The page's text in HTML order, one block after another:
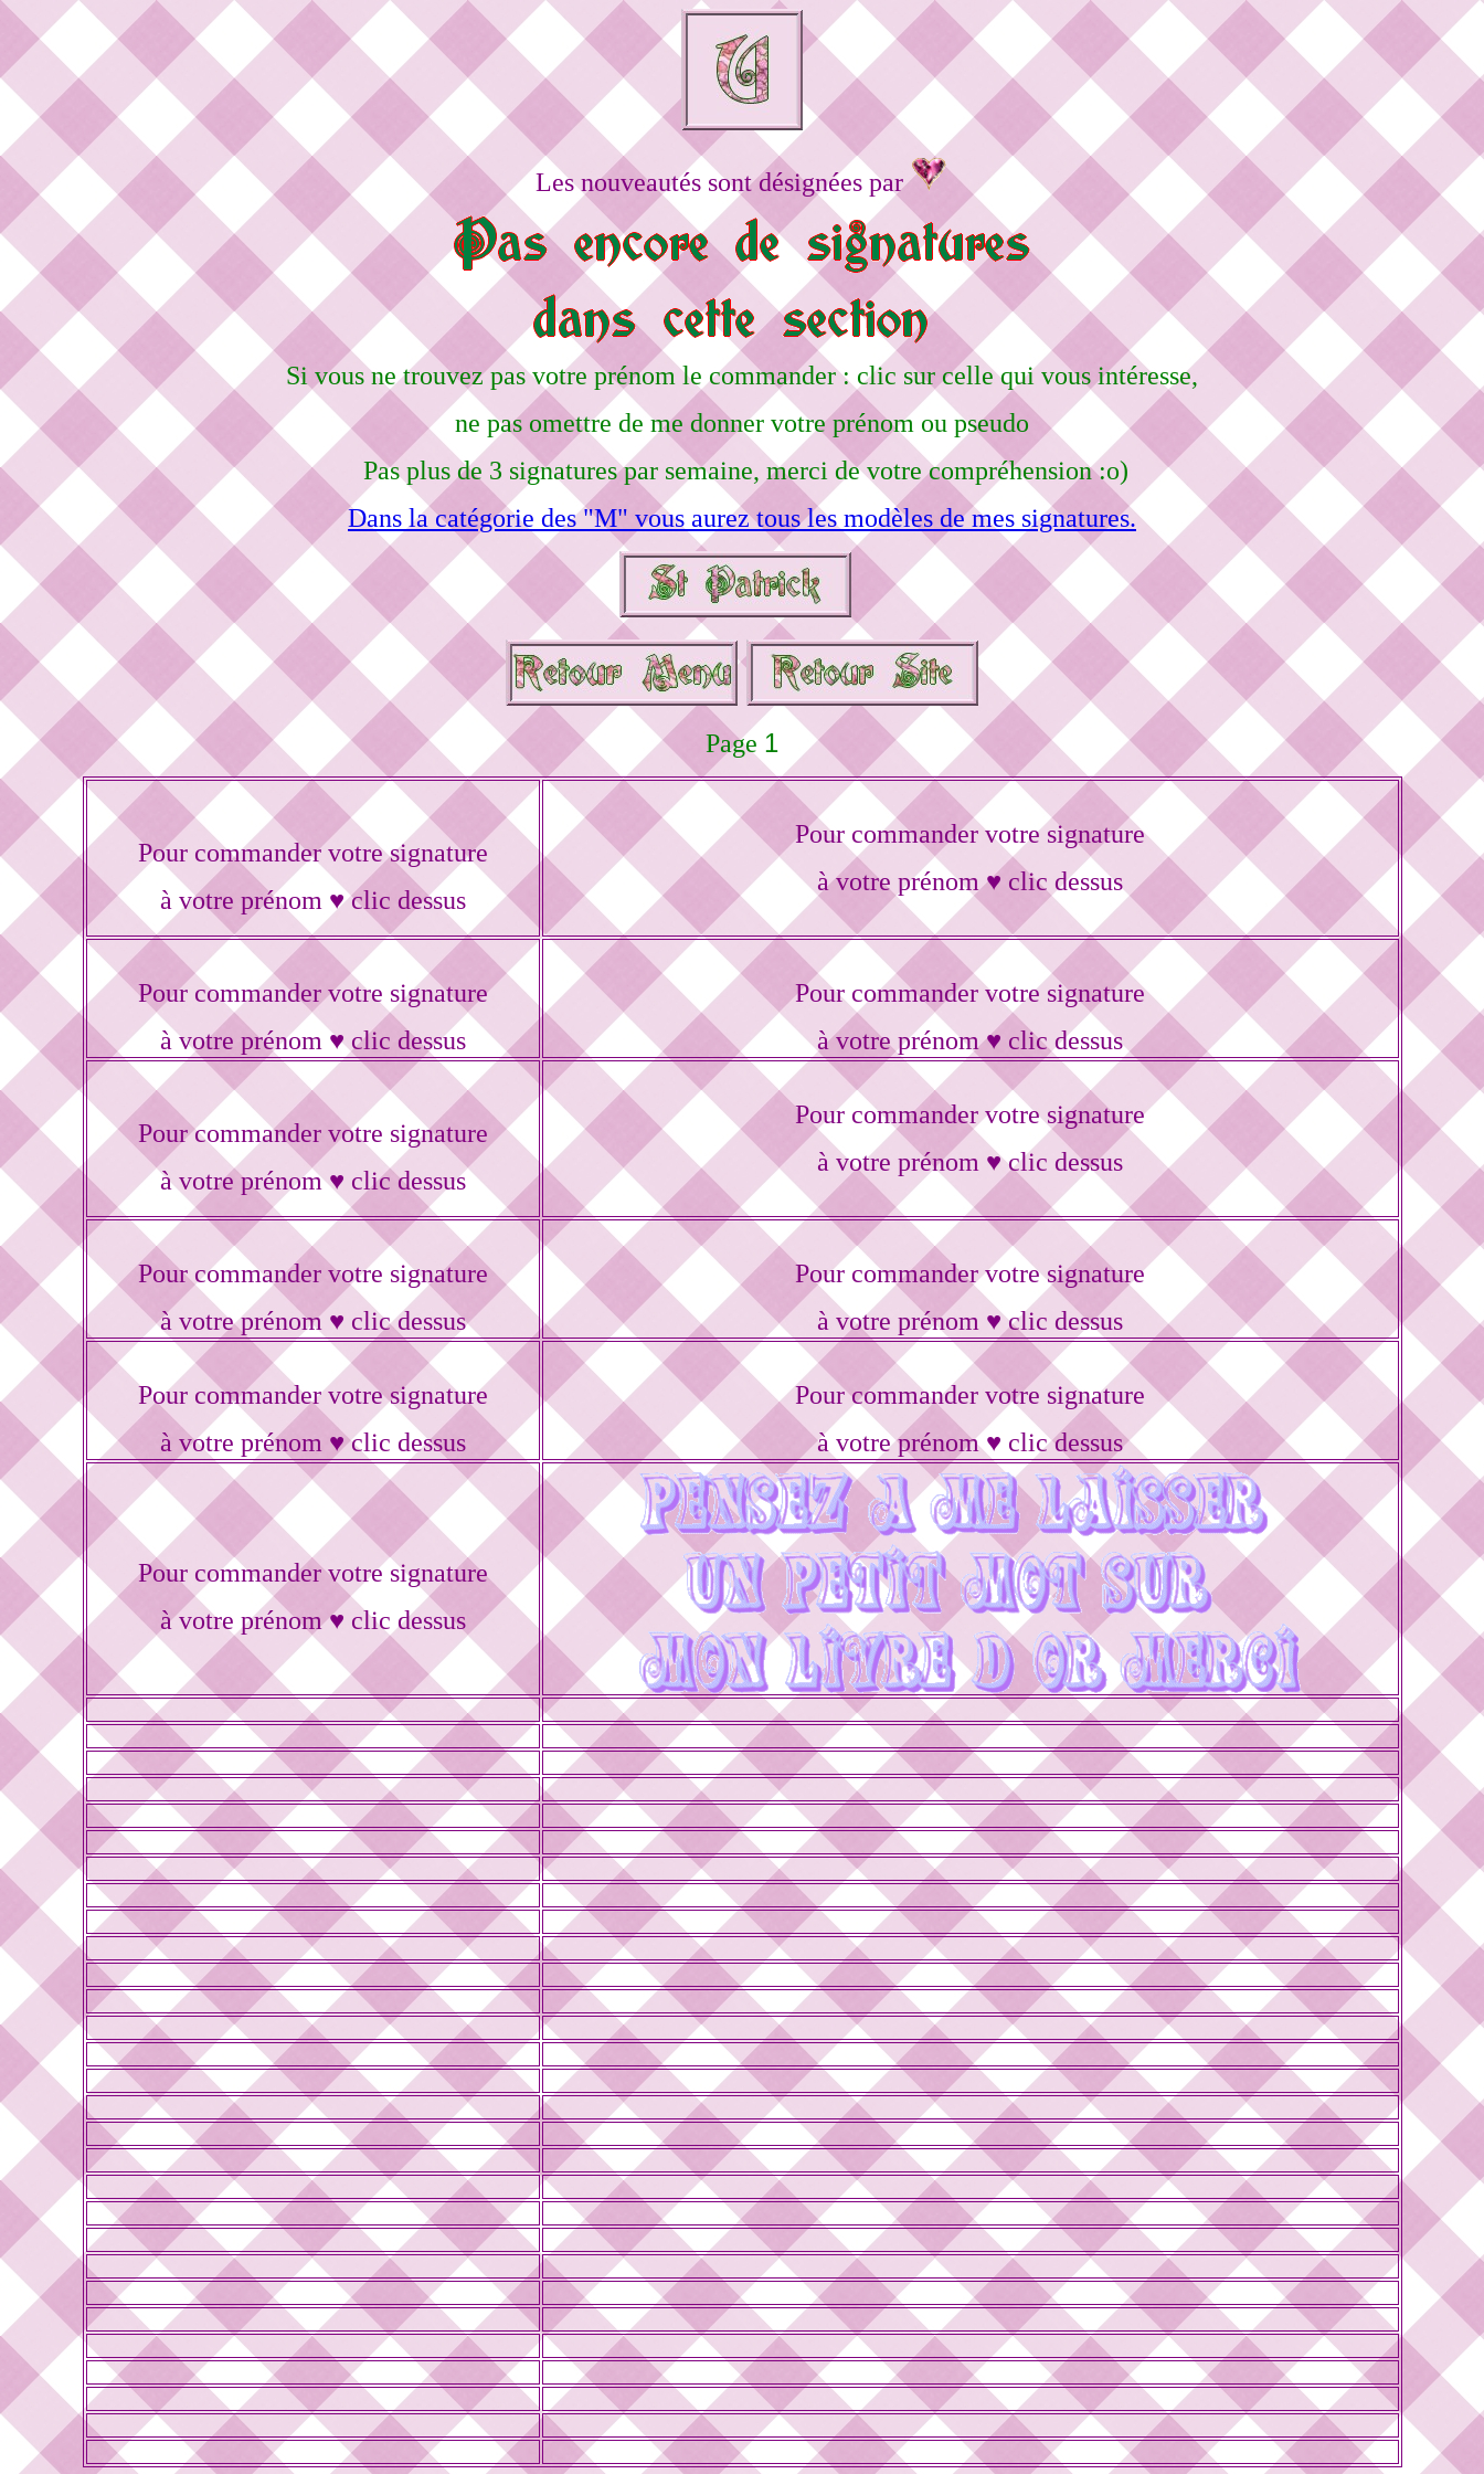
Les nouveautés sont désignées par
Si vous ne trouvez pas votre prénom le commander : clic sur celle qui vous intéresse,
ne pas omettre de me donner votre prénom ou pseudo
Pas plus de 3 signatures par semaine, merci de votre compréhension :o)
Dans la catégorie des "M" vous aurez tous les modèles de mes signatures.
Page 1
Pour commander votre signature
à votre prénom ♥ clic dessus
Pour commander votre signature
à votre prénom ♥ clic dessus
Pour commander votre signature
à votre prénom ♥ clic dessus
Pour commander votre signature
à votre prénom ♥ clic dessus
Pour commander votre signature
à votre prénom ♥ clic dessus
Pour commander votre signature
à votre prénom ♥ clic dessus
Pour commander votre signature
à votre prénom ♥ clic dessus
Pour commander votre signature
à votre prénom ♥ clic dessus
Pour commander votre signature
à votre prénom ♥ clic dessus
Pour commander votre signature
à votre prénom ♥ clic dessus
Pour commander votre signature
à votre prénom ♥ clic dessus